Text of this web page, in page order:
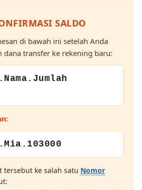
SALDO
di bawah ini setelah Anda
transfer ke rekening baru:
tersebut ke salah satu Nomor